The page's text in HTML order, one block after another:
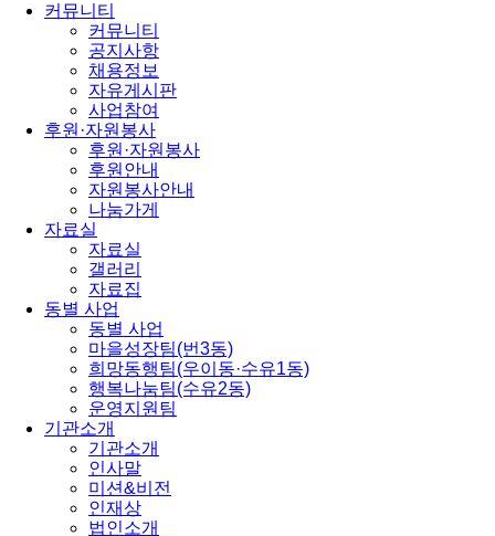
커뮤니티
커뮤니티
공지사항
채용정보
자유게시판
사업참여
후원·자원봉사
후원·자원봉사
후원안내
자원봉사안내
나눔가게
자료실
자료실
갤러리
자료집
동별 사업
동별 사업
마을성장팀(번3동)
희망동행팀(우이동·수유1동)
행복나눔팀(수유2동)
운영지원팀
기관소개
기관소개
인사말
미션&비전
인재상
법인소개